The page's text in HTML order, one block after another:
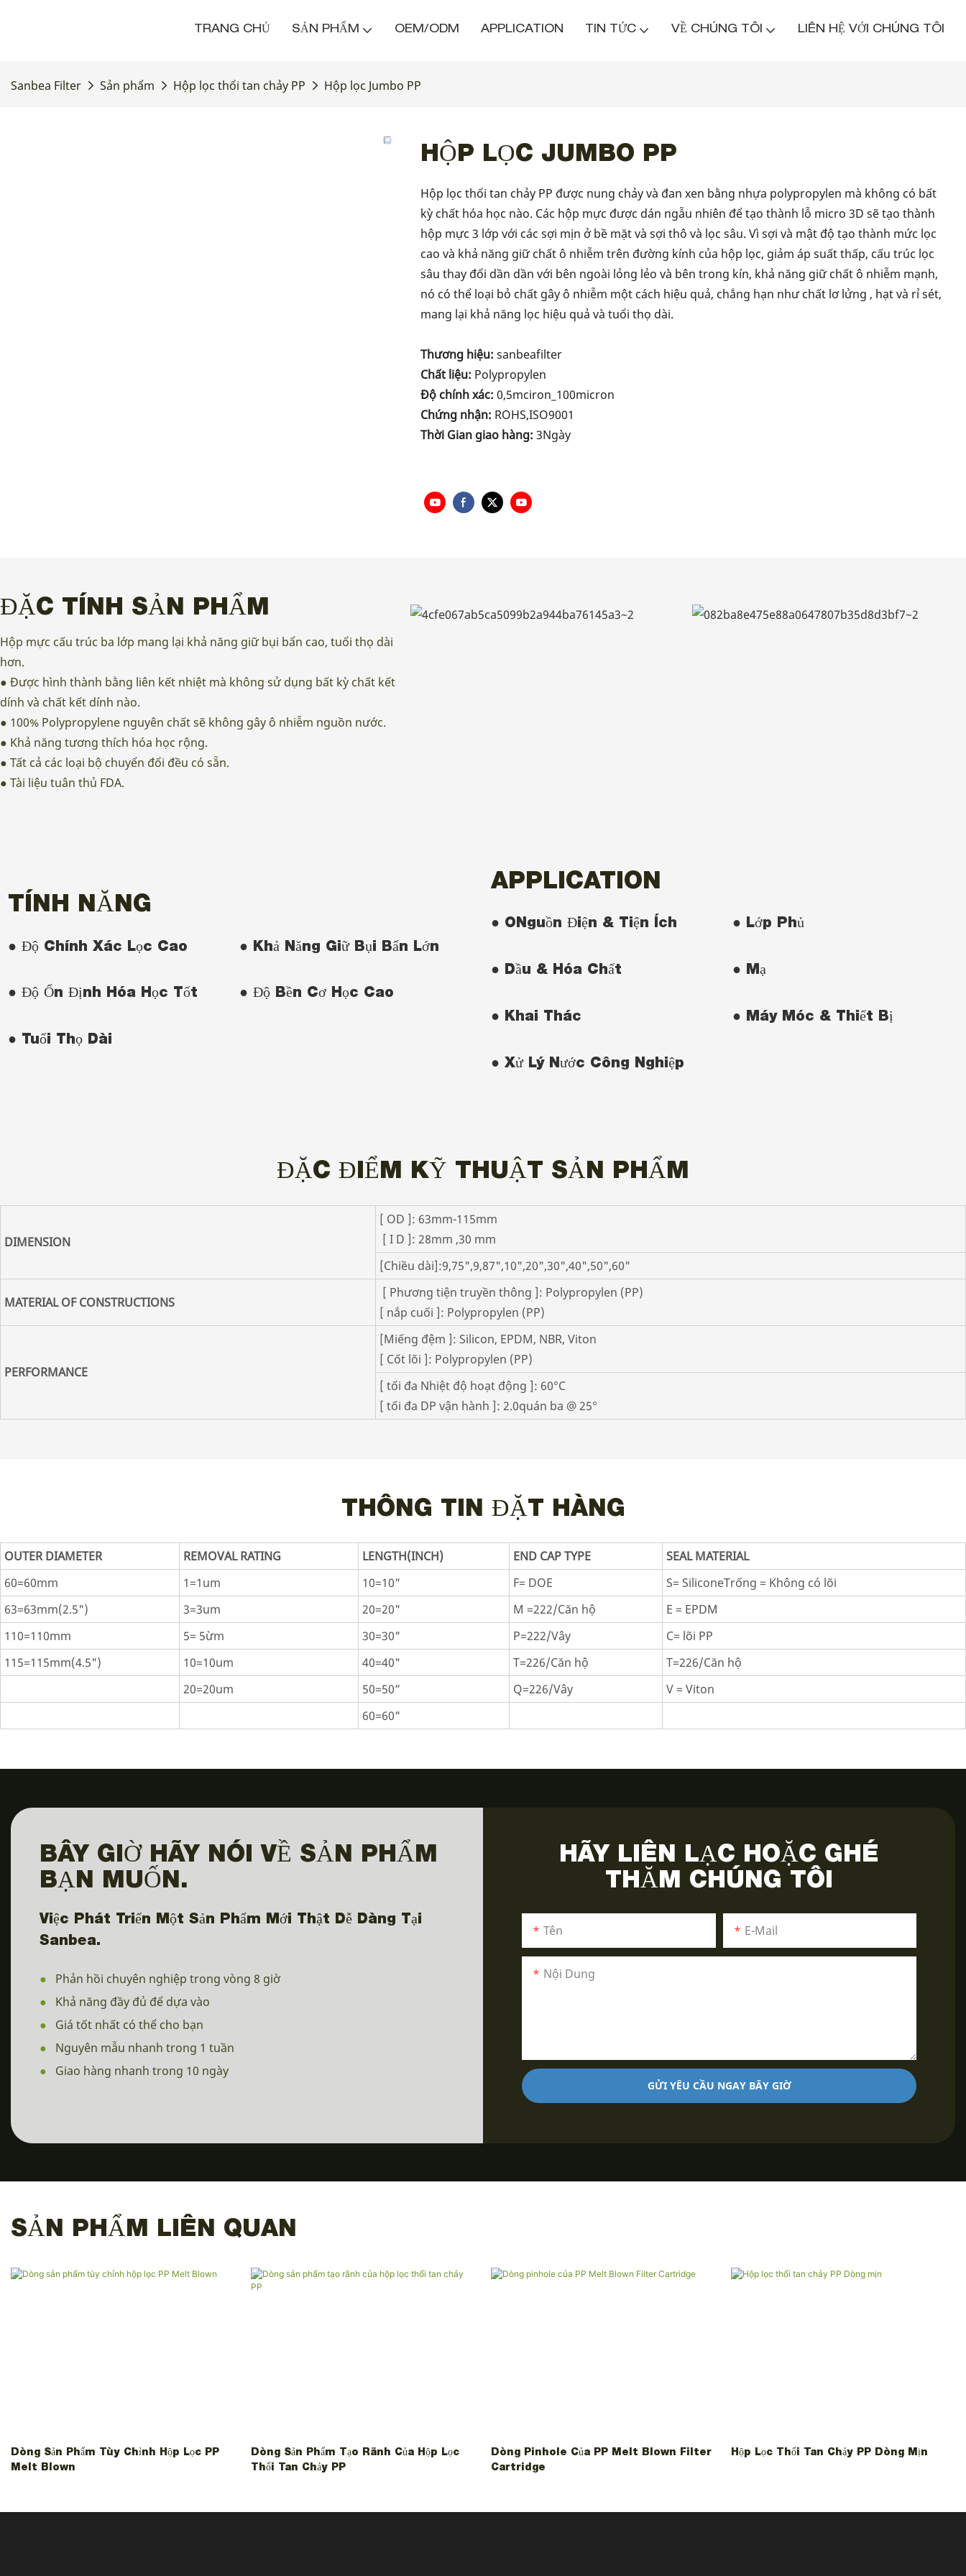
TRANG CHỦ SẢN PHẨM OEM/ODM APPLICATION TIN TỨC VỀ CHÚNG TÔI LIÊN HỆ VỚI CHÚNG TÔI
Sanbea Filter Sản phẩm Hộp lọc thổi tan chảy PP Hộp lọc Jumbo PP
HỘP LỌC JUMBO PP
Hộp lọc thổi tan chảy PP được nung chảy và đan xen bằng nhựa polypropylen mà không có bất
kỳ chất hóa học nào. Các hộp mực được dán ngẫu nhiên để tạo thành lỗ micro 3D sẽ tạo thành
hộp mực 3 lớp với các sợi mịn ở bề mặt và sợi thô và lọc sâu. Vì sợi và mật độ tạo thành mức lọc
cao và khả năng giữ chất ô nhiễm trên đường kính của hộp lọc, giảm áp suất thấp, cấu trúc lọc
sâu thay đổi dần dần với bên ngoài lỏng lẻo và bên trong kín, khả năng giữ chất ô nhiễm mạnh,
nó có thể loại bỏ chất gây ô nhiễm một cách hiệu quả, chẳng hạn như chất lơ lửng , hạt và rỉ sét,
mang lại khả năng lọc hiệu quả và tuổi thọ dài.
Thương hiệu: sanbeafilter
Chất liệu: Polypropylen
Độ chính xác: 0,5mciron_100micron
Chứng nhận: ROHS,ISO9001
Thời Gian giao hàng: 3Ngày
ĐẶC TÍNH SẢN PHẨM
Hộp mực cấu trúc ba lớp mang lại khả năng giữ bụi bẩn cao, tuổi thọ dài
hơn.
● Được hình thành bằng liên kết nhiệt mà không sử dụng bất kỳ chất kết
dính và chất kết dính nào.
● 100% Polypropylene nguyên chất sẽ không gây ô nhiễm nguồn nước.
● Khả năng tương thích hóa học rộng.
● Tất cả các loại bộ chuyển đổi đều có sẵn.
● Tài liệu tuân thủ FDA.
TÍNH NĂNG
● Độ Chính Xác Lọc Cao ● Khả Năng Giữ Bụi Bẩn Lớn
● Độ Ổn Định Hóa Học Tốt ● Độ Bền Cơ Học Cao
● Tuổi Thọ Dài
APPLICATION
● ONguồn Điện & Tiện Ích ● Lớp Phủ
● Dầu & Hóa Chất ● Mạ
● Khai Thác ● Máy Móc & Thiết Bị
● Xử Lý Nước Công Nghiệp
ĐẶC ĐIỂM KỸ THUẬT SẢN PHẨM
DIMENSION
[ OD ]: 63mm-115mm
[ I D ]: 28mm ,30 mm
[Chiều dài]:9,75",9,87",10",20",30",40",50",60"
MATERIAL OF CONSTRUCTIONS
[ Phương tiện truyền thông ]: Polypropylen (PP)
[ nắp cuối ]: Polypropylen (PP)
PERFORMANCE
[Miếng đệm ]: Silicon, EPDM, NBR, Viton
[ Cốt lõi ]: Polypropylen (PP)
[ tối đa Nhiệt độ hoạt động ]: 60°C
[ tối đa DP vận hành ]: 2.0quán ba @ 25°
THÔNG TIN ĐẶT HÀNG
OUTER DIAMETER REMOVAL RATING LENGTH(INCH) END CAP TYPE
SEAL MATERIAL
60=60mm
1=1um 10=10" F= DOE
S= SiliconeTrống = Không có lõi
63=63mm(2.5")
3=3um 20=20" M =222/Căn hộ
E = EPDM
110=110mm
5= 5ừm 30=30" P=222/Vây
C= lõi PP
115=115mm(4.5")
10=10um 40=40" T=226/Căn hộ
T=226/Căn hộ
20=20um
50=50” Q=226/Vây
V = Viton
60=60"
BÂY GIỜ HÃY NÓI VỀ SẢN PHẨM
BẠN MUỐN.
Việc Phát Triển Một Sản Phẩm Mới Thật Dễ Dàng Tại
Sanbea.
●
Phản hồi chuyên nghiệp trong vòng 8 giờ
●
Khả năng đầy đủ để dựa vào
●
Giá tốt nhất có thể cho bạn
●
Nguyên mẫu nhanh trong 1 tuần
●
Giao hàng nhanh trong 10 ngày
HÃY LIÊN LẠC HOẶC GHÉ
THĂM CHÚNG TÔI
Tên E-Mail
Nội Dung
GỬI YÊU CẦU NGAY BÂY GIỜ
SẢN PHẨM LIÊN QUAN
Dòng Sản Phẩm Tùy Chỉnh Hộp Lọc PP
Melt Blown
Dòng Sản Phẩm Tạo Rãnh Của Hộp Lọc
Thổi Tan Chảy PP
Dòng Pinhole Của PP Melt Blown Filter
Cartridge
Hộp Lọc Thổi Tan Chảy PP Dòng Mịn